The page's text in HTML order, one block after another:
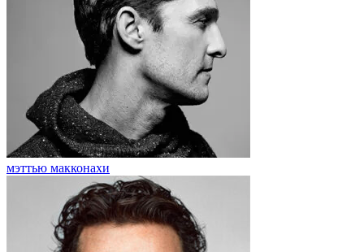
мэттью макконахи